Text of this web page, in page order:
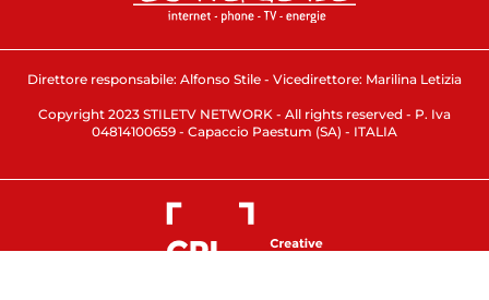
Direttore responsabile: Alfonso Stile - Vicedirettore: Marilina Letizia
Copyright 2023 STILETV NETWORK - All rights reserved - P. Iva
04814100659 - Capaccio Paestum (SA) - ITALIA